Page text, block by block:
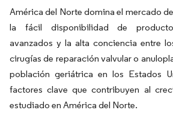
América del Norte domina el mercado
la fácil disponibilidad de
avanzados y la alta conciencia entre
cirugías de reparación valvular o
población geriátrica en los Estados
factores clave que contribuyen al
estudiado en América del Norte.